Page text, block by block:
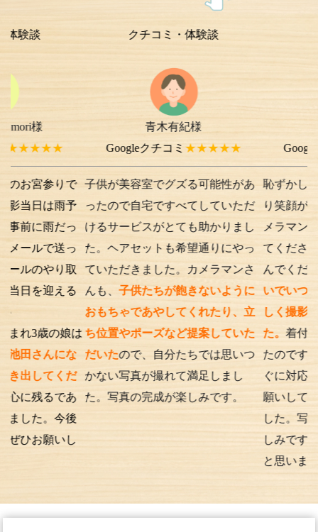
りで
雨予
だっ
送っ
り取
える
の娘は
にな
くだ
であ
今後
いし
クチコミ・体験談
青木有紀様
Googleクチコミ★★★★★
子供が美容室でグズる可能性があ
ったので自宅ですべてしていただ
けるサービスがとても助かりまし
た。ヘアセットも希望通りにやっ
ていただきました。カメラマンさ
んも、子供たちが飽きないように
おもちゃであやしてくれたり、立
ち位置やポーズなど提案していた
だいたので、自分たちでは思いつ
かない写真が撮れて満足しまし
た。写真の完成が楽しみです。
Googleクチコミ
恥ずかしさから最
り笑顔が出ない子
メラマンさんが根
てくださったり落
んでくださったり
いでいつもの笑顔
しく撮影を行うこ
た。着付けとアテ
たのですが、撮影
ぐに対応してくだ
願いして本当に良
した。写真の仕上
しみです。また次
と思います。